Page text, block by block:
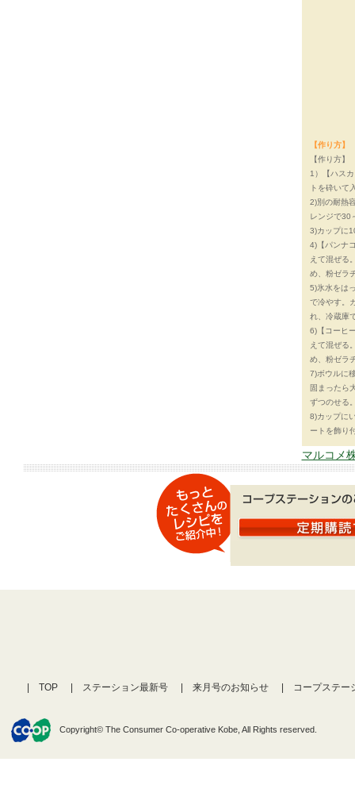
【作り方】
【作り方】
1）【ハス
トを砕いて
2)別の耐熱
レンジで30
3)カップに
4)【パンナ
えて混ぜる
め、粉ゼラ
5)氷水をは
で冷やす。
れ、冷蔵庫
6)【コーヒ
えて混ぜる
め、粉ゼラ
7)ボウルに
固まったら
ずつのせる
8)カップに
ートを飾り
マルコメ
TOP ステーション最新号 来月号のお知らせ コープステー
Copyright© The Consumer Co-operative Kobe, All Rights reserved.